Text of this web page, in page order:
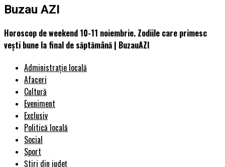
Buzau AZI
Horoscop de weekend 10-11 noiembrie. Zodiile care primesc
vești bune la final de săptămână | BuzauAZI
Administrație locală
Afaceri
Cultură
Eveniment
Exclusiv
Politică locală
Social
Sport
Știri din județ